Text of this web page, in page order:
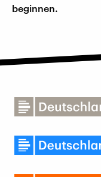
beginnen.